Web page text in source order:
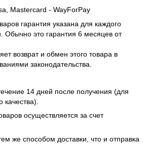
Mastercard - WayForPay
гарантия указана для каждого
Обычно это гарантия 6 месяцев от
возврат и обмен этого товара в
законодательства.
14 дней после получения (для
качества).
осуществляется за счет
же способом доставки, что и отправка